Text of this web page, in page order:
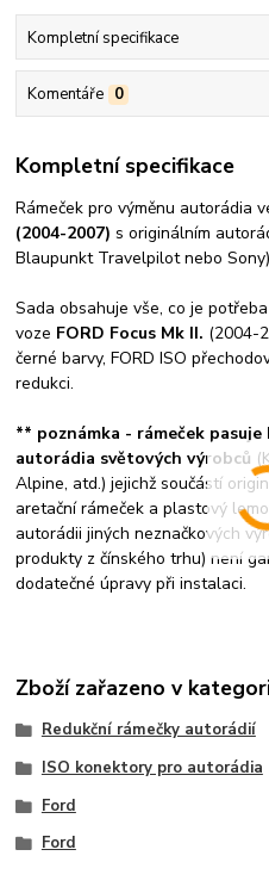
Kompletní specifikace
Komentáře 0
Kompletní specifikace
Rámeček pro výměnu autorádia
(2004-2007) s originálním
Blaupunkt Travelpilot nebo
Sada obsahuje vše, co je
voze FORD Focus Mk II. (2004-
černé barvy, FORD ISO
redukci.
** poznámka - rámeček
autorádia světových výrobců
Alpine, atd.) jejichž součástí
aretační rámeček a plastový
autorádii jiných neznačkových
produkty z čínského trhu) není
dodatečné úpravy při instalaci.
Zboží zařazeno v
Redukční rámečky autorádií
ISO konektory pro autorádia
Ford
Ford